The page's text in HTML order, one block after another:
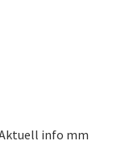
info mm